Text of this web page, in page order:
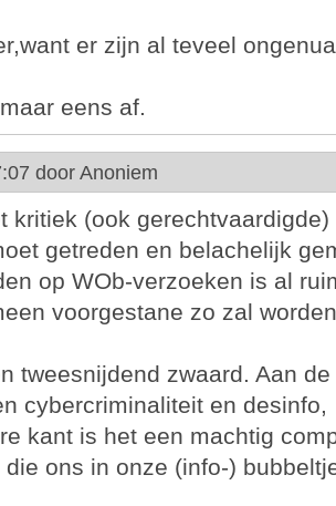
er zijn al teveel
eens af.
door Anoniem
kritiek (ook
getreden en belachelijk
op WOb-verzoeken is al
voorgestane zo zal
tweesnijdend zwaard. Aan
cybercriminaliteit en desinfo,
kant is het een machtig
ons in onze (info-)